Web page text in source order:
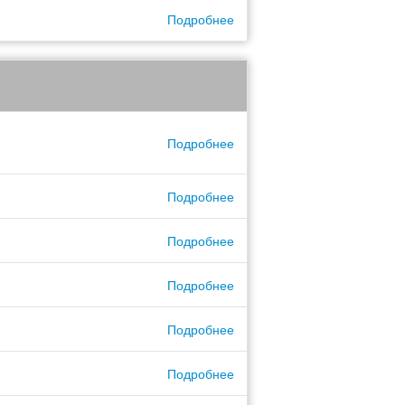
Подробнее
Подробнее
Подробнее
Подробнее
Подробнее
Подробнее
Подробнее